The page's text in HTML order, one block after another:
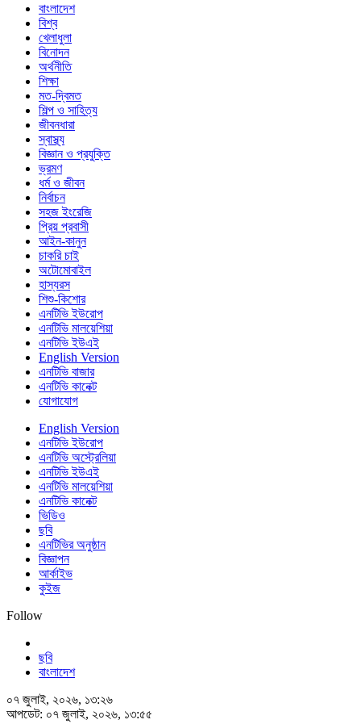
বাংলাদেশ
বিশ্ব
খেলাধুলা
বিনোদন
অর্থনীতি
শিক্ষা
মত-দ্বিমত
শিল্প ও সাহিত্য
জীবনধারা
স্বাস্থ্য
বিজ্ঞান ও প্রযুক্তি
ভ্রমণ
ধর্ম ও জীবন
নির্বাচন
সহজ ইংরেজি
প্রিয় প্রবাসী
আইন-কানুন
চাকরি চাই
অটোমোবাইল
হাস্যরস
শিশু-কিশোর
এনটিভি ইউরোপ
এনটিভি মালয়েশিয়া
এনটিভি ইউএই
English Version
এনটিভি বাজার
এনটিভি কানেক্ট
যোগাযোগ
English Version
এনটিভি ইউরোপ
এনটিভি অস্ট্রেলিয়া
এনটিভি ইউএই
এনটিভি মালয়েশিয়া
এনটিভি কানেক্ট
ভিডিও
ছবি
এনটিভির অনুষ্ঠান
বিজ্ঞাপন
আর্কাইভ
কুইজ
Follow
ছবি
বাংলাদেশ
০৭ জুলাই, ২০২৬, ১৩:২৬
আপডেট: ০৭ জুলাই, ২০২৬, ১৩:৫৫